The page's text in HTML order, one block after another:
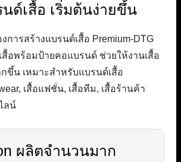
ด์เสื้อ เริ่มต้นง่ายขึ้น
การสร้างแบรนด์เสื้อ Premium-DTG
สื้อพร้อมป้ายคอแบรนด์ ช่วยให้งานเสื้อ
ขึ้น เหมาะสำหรับแบรนด์เสื้อ
เสื้อแฟชั่น, เสื้อทีม, เสื้อร้านค้า
ลน์
ผลิตจำนวนมาก